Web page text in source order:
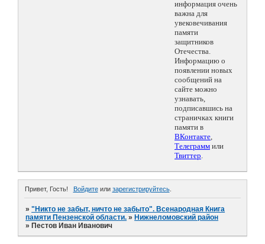
информация очень
важна для
увековечивания
памяти
защитников
Отечества.
Информацию о
появлении новых
сообщений на
сайте можно
узнавать,
подписавшись на
страничках книги
памяти в
ВКонтакте,
Телеграмм или
Твиттер.
Привет, Гость! Войдитеили зарегистрируйтесь.
»"Никто не забыт, ничто не забыто". Всенародная Книга
памяти Пензенской области. » Нижнеломовский район
» Пестов Иван Иванович